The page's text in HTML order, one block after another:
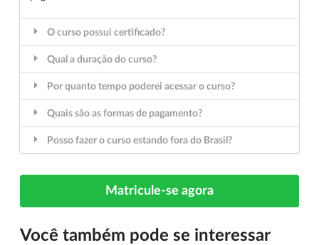
O curso possui certificado?
Qual a duração do curso?
Por quanto tempo poderei acessar o curso?
Quais são as formas de pagamento?
Posso fazer o curso estando fora do Brasil?
Matricule-se agora
Você também pode se interessar